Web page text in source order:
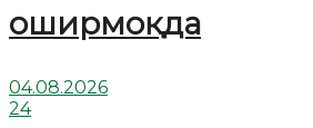
оширмоқда
04.08.2026
24